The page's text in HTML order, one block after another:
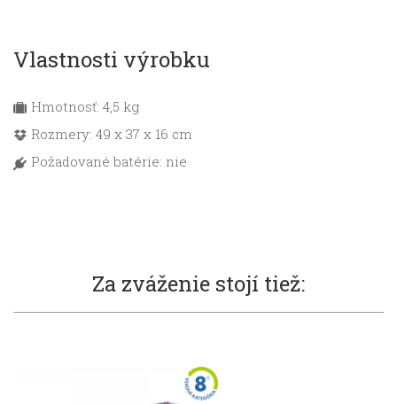
Vlastnosti výrobku
Hmotnosť: 4,5 kg
Rozmery: 49 x 37 x 16 cm
Požadované batérie: nie
Za zváženie stojí tiež: